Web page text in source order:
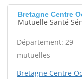
Bretagne Centre
Mutuelle Santé
Département: 29
mutuelles
Bretagne Centre